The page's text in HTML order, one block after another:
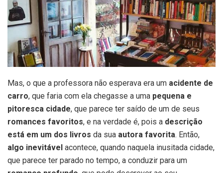
Mas, o que a professora não esperava era um acidente de
carro, que faria com ela chegasse a uma pequena e
pitoresca cidade, que parece ter saído de um de seus
romances favoritos, e na verdade é, pois a descrição
está em um dos livros da sua autora favorita. Então,
algo inevitável acontece, quando naquela inusitada cidade,
que parece ter parado no tempo, a conduzir para um